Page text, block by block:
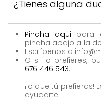
¿Tienes alguna
Pincha aqui para
pincha abajo a la
Escríbenos a
O si lo prefieres,
676 446 543.
¡lo que tú prefieras!
ayudarte.